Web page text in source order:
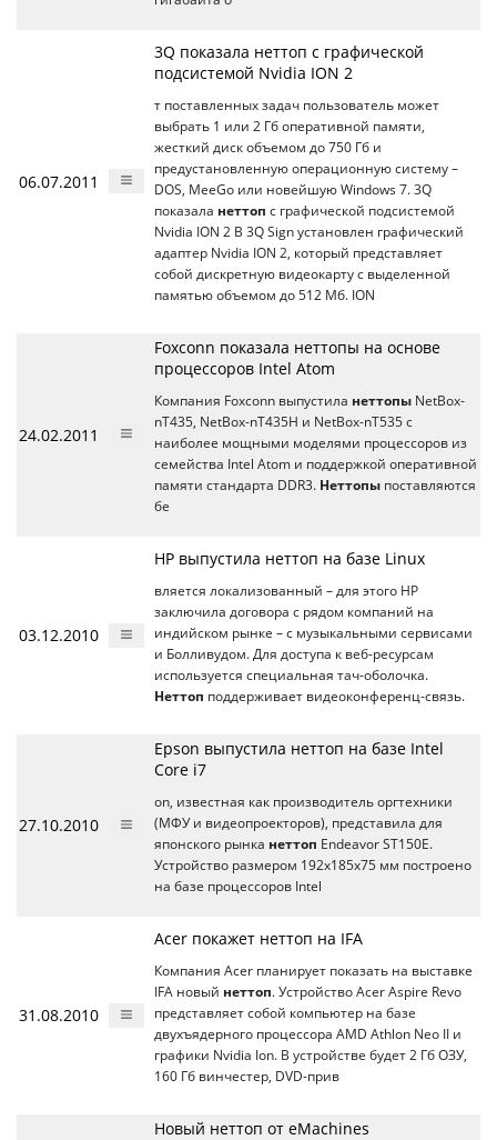
06.07.2011
3Q показала неттоп с графической
подсистемой Nvidia ION 2
т поставленных задач пользователь может
выбрать 1 или 2 Гб оперативной памяти,
жесткий диск объемом до 750 Гб и
предустановленную операционную систему –
DOS, MeeGo или новейшую Windows 7. 3Q
показала неттоп с графической подсистемой
Nvidia ION 2 В 3Q Sign установлен графический
адаптер Nvidia ION 2, который представляет
собой дискретную видеокарту с выделенной
памятью объемом до 512 Мб. ION
24.02.2011
Foxconn показала неттопы на основе
процессоров Intel Atom
Компания Foxconn выпустила неттопы NetBox-
nT435, NetBox-nT435Н и NetBox-nT535 с
наиболее мощными моделями процессоров из
семейства Intel Atom и поддержкой оперативной
памяти стандарта DDR3. Неттопы поставляются
бе
03.12.2010
HP выпустила неттоп на базе Linux
вляется локализованный – для этого HP
заключила договора с рядом компаний на
индийском рынке – с музыкальными сервисами
и Болливудом. Для доступа к веб-ресурсам
используется специальная тач-оболочка.
Неттоп поддерживает видеоконференц-связь.
27.10.2010
Epson выпустила неттоп на базе Intel
Core i7
on, известная как производитель оргтехники
(МФУ и видеопроекторов), представила для
японского рынка неттоп Endeavor ST150E.
Устройство размером 192x185x75 мм построено
на базе процессоров Intel
31.08.2010
Acer покажет неттоп на IFA
Компания Acer планирует показать на выставке
IFA новый неттоп. Устройство Acer Aspire Revo
представляет собой компьютер на базе
двухъядерного процессора AMD Athlon Neo II и
графики Nvidia Ion. В устройстве будет 2 Гб ОЗУ,
160 Гб винчестер, DVD-прив
Новый неттоп от eMachines